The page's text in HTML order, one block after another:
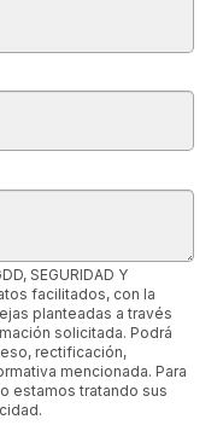
SEGURIDAD Y
facilitados, con la
planteadas a través
solicitada. Podrá
rectificación,
mencionada. Para
estamos tratando sus